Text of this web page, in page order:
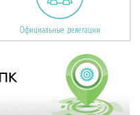
Официальные делегации